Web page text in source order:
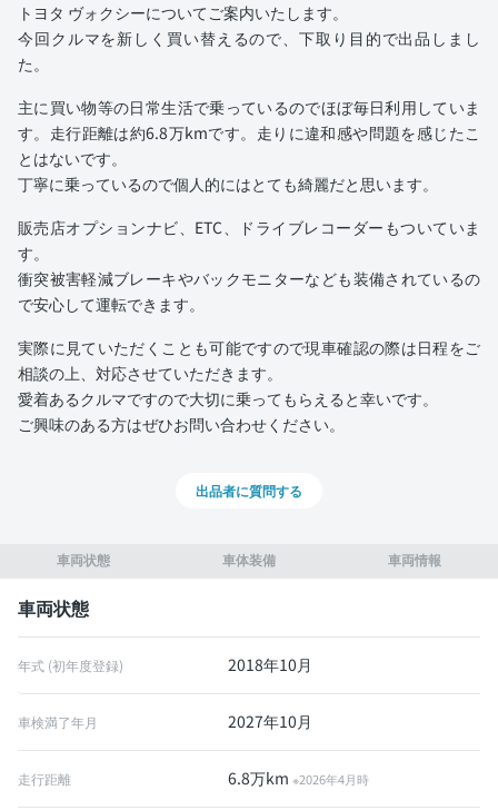
車両状態 車体装備 車両情報
車両状態
年式 (初年度登録) 2018年10月
車検満了年月 2027年10月
走行距離 6.8万km※2026年4月時
トヨタ ヴォクシーについてご案内いたします。
今回クルマを新しく買い替えるので、下取り目的で出品しまし
た。
主に買い物等の日常生活で乗っているのでほぼ毎日利用していま
す。走行距離は約6.8万kmです。走りに違和感や問題を感じたこ
とはないです。
丁寧に乗っているので個人的にはとても綺麗だと思います。
販売店オプションナビ、ETC、ドライブレコーダーもついていま
す。
衝突被害軽減ブレーキやバックモニターなども装備されているの
で安心して運転できます。
実際に見ていただくことも可能ですので現車確認の際は日程をご
相談の上、対応させていただきます。
愛着あるクルマですので大切に乗ってもらえると幸いです。
ご興味のある方はぜひお問い合わせください。
出品者に質問する